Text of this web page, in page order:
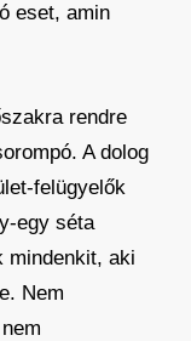
eset, amin
rendre
A dolog
felügyelők
egy séta
mindenkit, aki
Nem